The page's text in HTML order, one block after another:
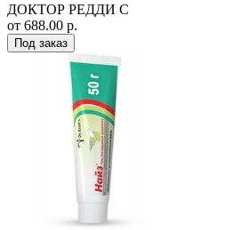
ДОКТОР РЕДДИ С
от 688.00 р.
Под заказ